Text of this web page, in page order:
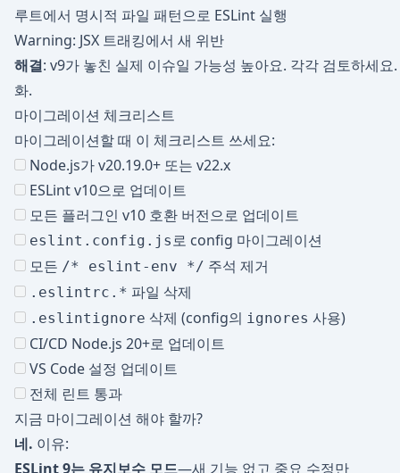
루트에서 명시적 파일 패턴으로 ESLint 실행
Warning: JSX 트래킹에서 새 위반
해결: v9가 놓친 실제 이슈일 가능성 높아요. 각각 검토하세
화.
마이그레이션 체크리스트
마이그레이션할 때 이 체크리스트 쓰세요:
Node.js가 v20.19.0+ 또는 v22.x
ESLint v10으로 업데이트
모든 플러그인 v10 호환 버전으로 업데이트
eslint.config.js로 config 마이그레이션
모든 /* eslint-env */ 주석 제거
.eslintrc.* 파일 삭제
.eslintignore 삭제 (config의 ignores 사용)
CI/CD Node.js 20+로 업데이트
VS Code 설정 업데이트
전체 린트 통과
지금 마이그레이션 해야 할까?
네. 이유:
ESLint 9는 유지보수 모드—새 기능 없고 중요 수정만